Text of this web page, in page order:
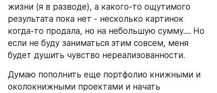
жизни (я в разводе), а какого-то ощутимого
результата пока нет - несколько картинок
когда-то продала, но на небольшую сумму.... Но
если не буду заниматься этим совсем, меня
будет душить чувство нереализованности.
Думаю пополнить еще портфолио книжными и
околокнижными проектами и начать